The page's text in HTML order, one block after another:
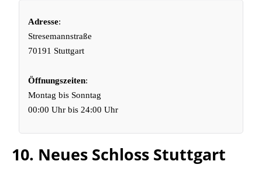
Adresse:
Stresemannstraße
70191 Stuttgart
Öffnungszeiten:
Montag bis Sonntag
00:00 Uhr bis 24:00 Uhr
10. Neues Schloss Stuttgart